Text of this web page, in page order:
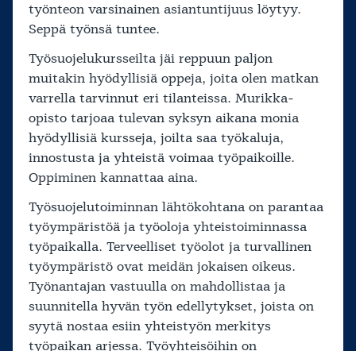
työnteon varsinainen asiantuntijuus löytyy.
Seppä työnsä tuntee.
Työsuojelukursseilta jäi reppuun paljon
muitakin hyödyllisiä oppeja, joita olen matkan
varrella tarvinnut eri tilanteissa. Murikka-
opisto tarjoaa tulevan syksyn aikana monia
hyödyllisiä kursseja, joilta saa työkaluja,
innostusta ja yhteistä voimaa työpaikoille.
Oppiminen kannattaa aina.
Työsuojelutoiminnan lähtökohtana on parantaa
työympäristöä ja työoloja yhteistoiminnassa
työpaikalla. Terveelliset työolot ja turvallinen
työympäristö ovat meidän jokaisen oikeus.
Työnantajan vastuulla on mahdollistaa ja
suunnitella hyvän työn edellytykset, joista on
syytä nostaa esiin yhteistyön merkitys
työpaikan arjessa. Työyhteisöihin on